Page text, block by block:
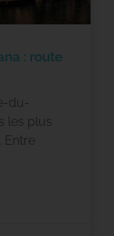
: route
du-
les plus
Entre